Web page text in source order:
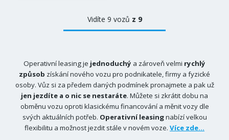
Vidíte 9 vozů z 9
Operativní leasing je jednoduchý a zároveň velmi rychlý
způsob získání nového vozu pro podnikatele, firmy a fyzické
osoby. Vůz si za předem daných podmínek pronajmete a pak už
jen jezdíte a o nic se nestaráte. Můžete si zkrátit dobu na
obměnu vozu oproti klasickému financování a měnit vozy dle
svých aktuálních potřeb. Operativní leasingnabízí velkou
flexibilitu a možnost jezdit stále v novém voze. Více zde...